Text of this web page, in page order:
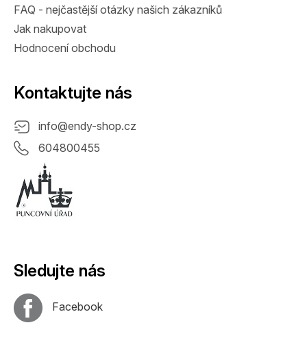
FAQ - nejčastější otázky našich zákazníků
Jak nakupovat
Hodnocení obchodu
Kontaktujte nás
info@endy-shop.cz
604800455
Sledujte nás
Facebook